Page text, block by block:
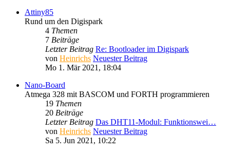
Attiny85
Rund um den Digispark
4 Themen
7 Beiträge
Letzter Beitrag Re: Bootloader im Digispark
von Heinrichs Neuester Beitrag
Mo 1. Mär 2021, 18:04
Nano-Board
Atmega 328 mit BASCOM und FORTH programmieren
19 Themen
20 Beiträge
Letzter Beitrag Das DHT11-Modul: Funktionswei…
von Heinrichs Neuester Beitrag
Sa 5. Jun 2021, 10:22